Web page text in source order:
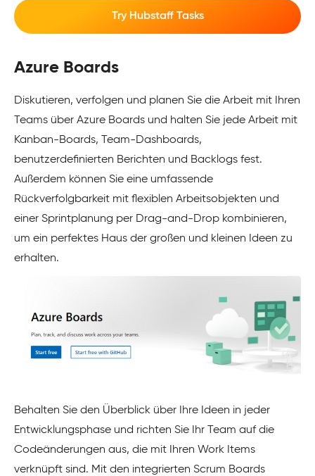
Try Hubstaff Tasks
Azure Boards
Diskutieren, verfolgen und planen Sie die Arbeit mit Ihren
Teams über Azure Boards und halten Sie jede Arbeit mit
Kanban-Boards, Team-Dashboards,
benutzerdefinierten Berichten und Backlogs fest.
Außerdem können Sie eine umfassende
Rückverfolgbarkeit mit flexiblen Arbeitsobjekten und
einer Sprintplanung per Drag-and-Drop kombinieren,
um ein perfektes Haus der großen und kleinen Ideen zu
erhalten.
Behalten Sie den Überblick über Ihre Ideen in jeder
Entwicklungsphase und richten Sie Ihr Team auf die
Codeänderungen aus, die mit Ihren Work Items
verknüpft sind. Mit den integrierten Scrum Boards